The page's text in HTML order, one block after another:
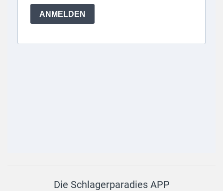
Die Schlagerparadies APP